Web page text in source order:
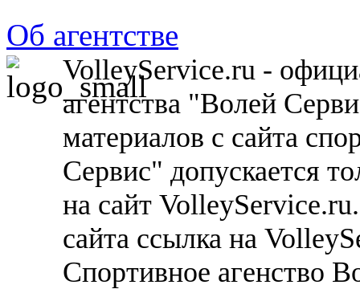
Об агентстве
VolleyService.ru -
агентства "Волей
материалов с сайта
Сервис" допускается
на сайт
сайта ссылка на
Спортивное агенство